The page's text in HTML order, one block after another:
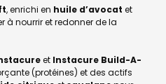
, enrichi en huile d’avocat et
à nourrir et redonner de la
et Instacure Build-A-
(protéines) et des actifs